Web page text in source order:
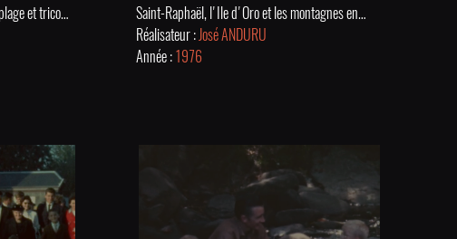
Tour de manège à Saint-Cyprien, plage et tricot en famille.
Saint-Raphaël, l'Ile d'Oro et les montagnes environnantes avec à la clé les majestueuses Gorges du Verdon .
Réalisateur :José ANDURU
Année :1976